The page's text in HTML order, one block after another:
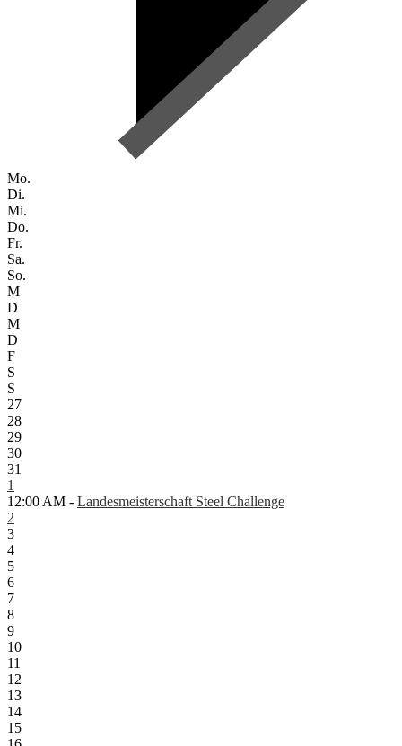
Mo.
Di.
Mi.
Do.
Fr.
Sa.
So.
M
D
M
D
F
S
S
27
28
29
30
31
1
12:00 AM - Landesmeisterschaft Steel Challenge
2
3
4
5
6
7
8
9
10
11
12
13
14
15